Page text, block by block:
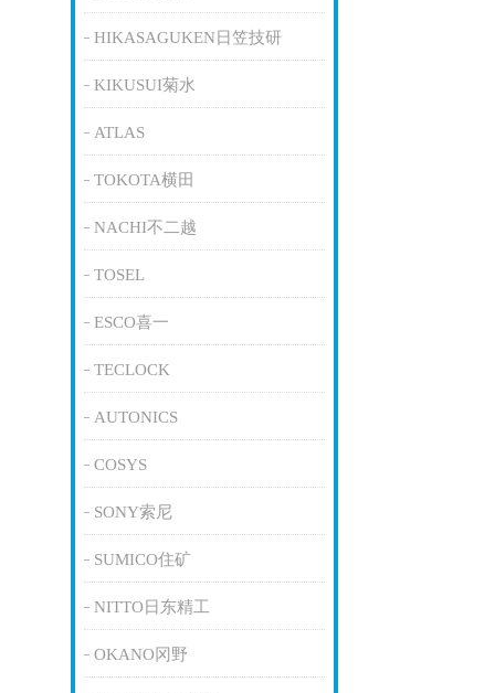
HIKASAGUKEN日笠技研
KIKUSUI菊水
ATLAS
TOKOTA横田
NACHI不二越
TOSEL
ESCO喜一
TECLOCK
AUTONICS
COSYS
SONY索尼
SUMICO住矿
NITTO日东精工
OKANO冈野